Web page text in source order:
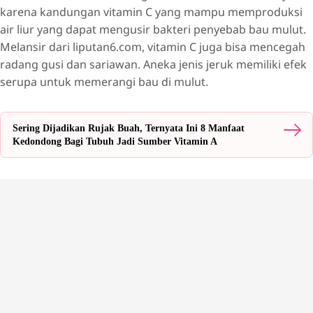
karena kandungan vitamin C yang mampu memproduksi
air liur yang dapat mengusir bakteri penyebab bau mulut.
Melansir dari liputan6.com, vitamin C juga bisa mencegah
radang gusi dan sariawan. Aneka jenis jeruk memiliki efek
serupa untuk memerangi bau di mulut.
Sering Dijadikan Rujak Buah, Ternyata Ini 8 Manfaat
Kedondong Bagi Tubuh Jadi Sumber Vitamin A